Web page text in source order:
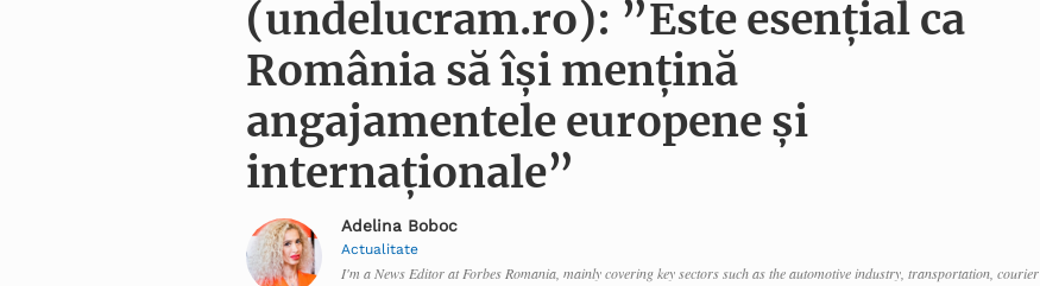
(undelucram.ro): ”Este esențial ca
România să își mențină
angajamentele europene și
internaționale”
Adelina Boboc
Actualitate
I'm a News Editor at Forbes Romania, mainly covering key sectors such as the automotive industry, transportation, courier